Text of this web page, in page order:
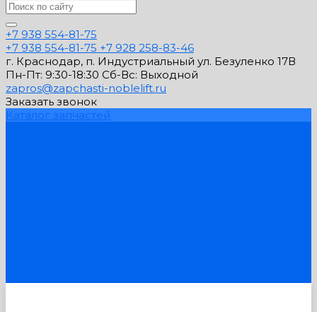
+7 938 554-81-75
+7 938 554-81-75 +7 928 258-83-46
г. Краснодар, п. Индустриальный ул. Безуленко 17В
Пн-Пт: 9:30-18:30 Cб-Вс: Выходной
zapros@zapchasti-noblelift.ru
Заказать звонок
Каталог запчастей